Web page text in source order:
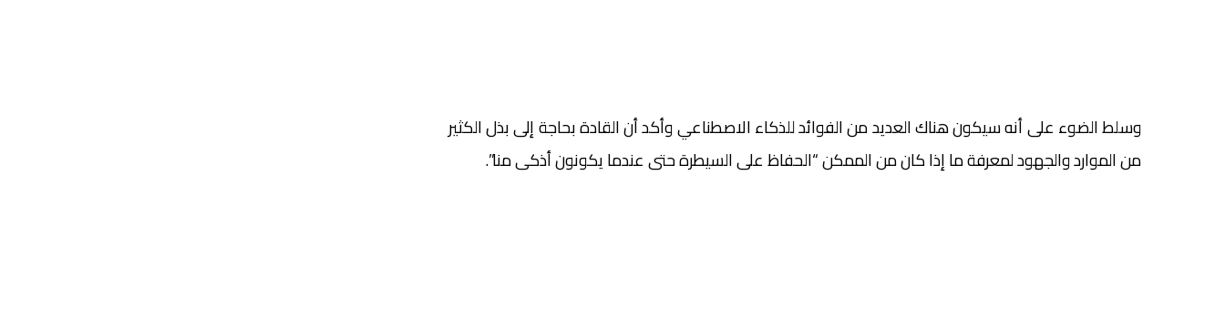
وسلط الضوء على أنه سيكون هناك العديد من الفوائد للذكاء الاصطناعي وأكد أن القادة بحاجة إلى بذل الكثير
من الموارد والجهود لمعرفة ما إذا كان من الممكن “الحفاظ على السيطرة حتى عندما يكونون أذكى منا”.